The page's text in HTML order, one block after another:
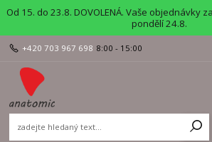
Od 15. do 23.8. DOVOLENÁ. Vaše objednávky
pondělí 24.8.
+420 703 967 698 8:00 - 15:00